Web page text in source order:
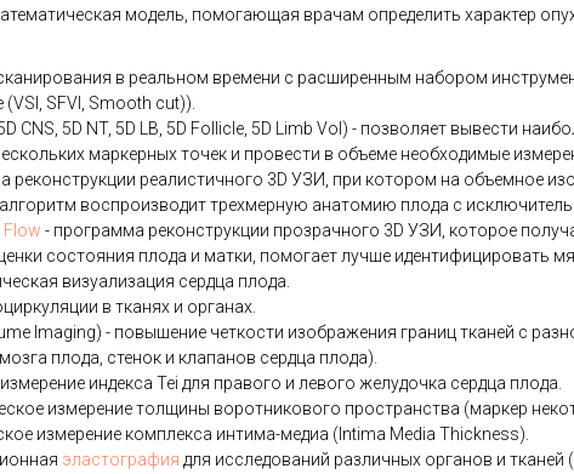
модель, помогающая врачам определить характер
в реальном времени с расширенным набором
(VSI, SFVI, Smooth cut)).
CNS, 5D NT, 5D LB, 5D Follicle, 5D Limb Vol) - позволяет вывести
маркерных точек и провести в объеме необходимые
реконструкции реалистичного 3D УЗИ, при котором на объемное
воспроизводит трехмерную анатомию плода с
Flow - программа реконструкции прозрачного 3D УЗИ, которое
состояния плода и матки, помогает лучше идентифицировать
визуализация сердца плода.
в тканях и органах.
Imaging) - повышение четкости изображения границ тканей с
плода, стенок и клапанов сердца плода).
индекса Tei для правого и левого желудочка сердца плода.
измерение толщины воротникового пространства (маркер
измерение комплекса интима-медиа (Intima Media Thickness).
эластография для исследований различных органов и тканей